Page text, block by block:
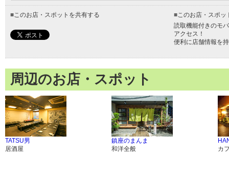
■このお店・スポットを共有する ■このお店・スポッ
読取機能付きのモ
アクセス！
便利に店舗情報を
周辺のお店・スポット
TATSU男
居酒屋
鎮座のまんま
和洋全般
カ